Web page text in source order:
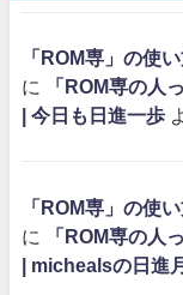
「ROM専」の使
に
「ROM専の人
| 今日も日進一歩
「ROM専」の使
に
「ROM専の人
| michealsの日進